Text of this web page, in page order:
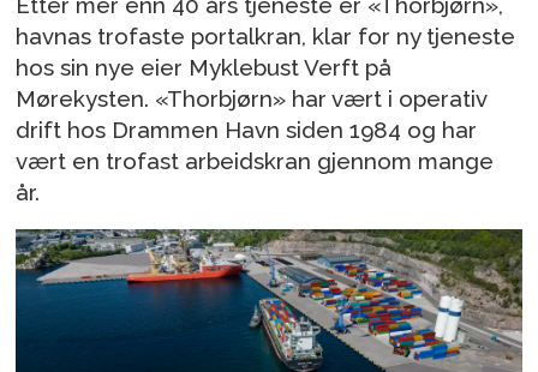
havnas trofaste portalkran, klar for ny tjeneste
hos sin nye eier Myklebust Verft på
Mørekysten. «Thorbjørn» har vært i operativ
drift hos Drammen Havn siden 1984 og har
vært en trofast arbeidskran gjennom mange
år.